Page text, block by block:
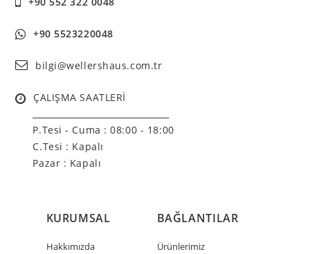
+90 5523220048
bilgi@wellershaus.com.tr
ÇALIŞMA SAATLERİ
P.Tesi - Cuma : 08:00 - 18:00
C.Tesi : Kapalı
Pazar : Kapalı
KURUMSAL
Hakkımızda
BAĞLANTILAR
Ürünlerimiz